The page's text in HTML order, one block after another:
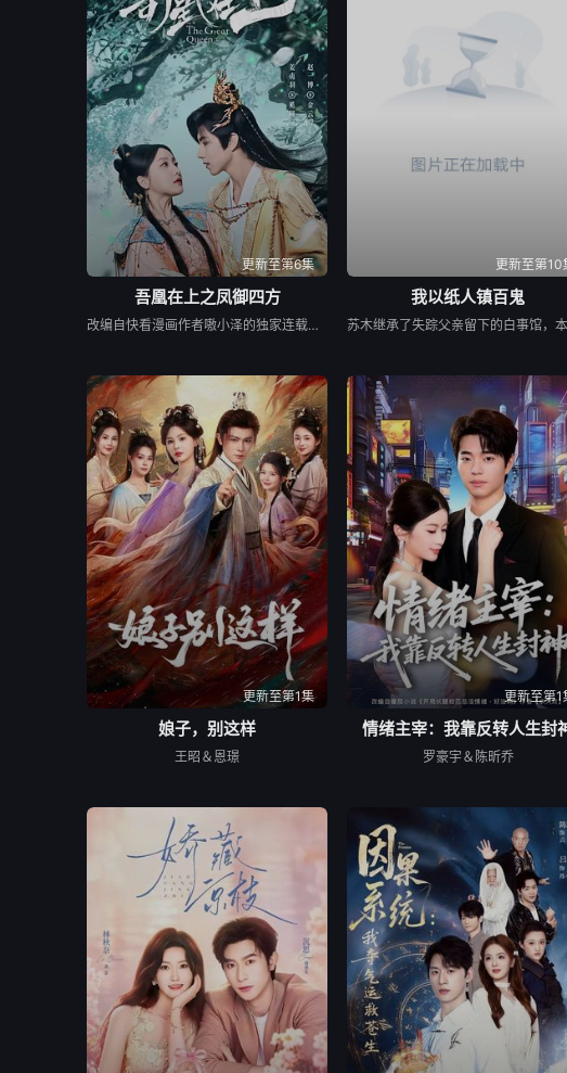
更新至第6集
吾凰在上之凤御四方
改编自快看漫画作者嗷小泽的独家连载漫画《吾凰在上》。 现代少女奚圆（姜贞羽 饰）因意外踏入玄机界，继而卷入虎云国内乱的漩涡，身陷重重危机，而在一次次险象环生中，奚圆的真实身份逐渐浮出水面，她体内的凤凰神力也在机缘巧合下被激发觉醒。肩负整个玄机界安危的奚圆将个人的生死抛之脑后挺身而出，勇敢地向至高的神律挑战，并最终凭借自身的聪慧与坚韧守护了玄机界的苍生。
更新至第10
我以纸人镇百鬼
更新至第1集
娘子，别这样
王昭＆恩璟
更新至第1
情绪主宰：我靠反转人生封
罗豪宇＆陈昕乔